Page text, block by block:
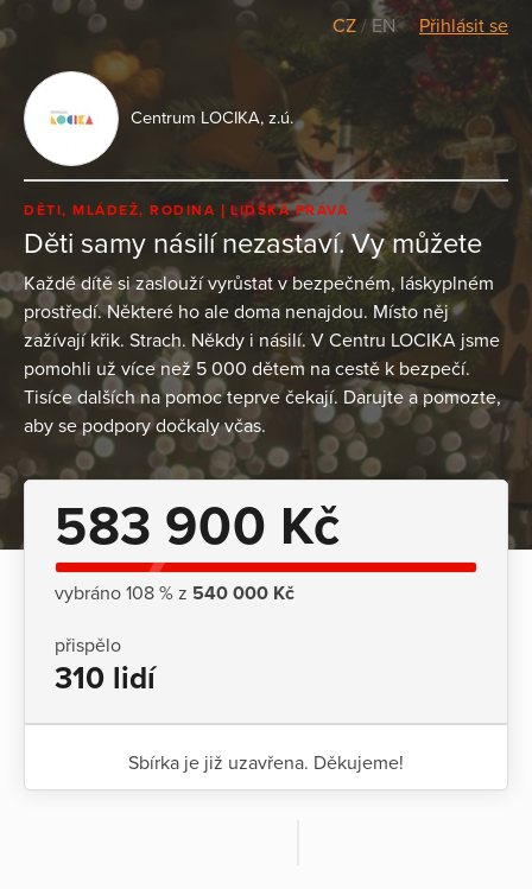
CZ / EN Přihlásit se
Centrum LOCIKA, z.ú.
DĚTI, MLÁDEŽ, RODINA LIDSKÁ PRÁVA
Děti samy násilí nezastaví. Vy můžete
Každé dítě si zaslouží vyrůstat v bezpečném, láskyplném
prostředí. Některé ho ale doma nenajdou. Místo něj
zažívají křik. Strach. Někdy i násilí. V Centru LOCIKA jsme
pomohli už více než 5 000 dětem na cestě k bezpečí.
Tisíce dalších na pomoc teprve čekají. Darujte a pomozte,
aby se podpory dočkaly včas.
583 900 Kč
vybráno 108 % z 540 000 Kč
přispělo
310 lidí
Sbírka je již uzavřena. Děkujeme!